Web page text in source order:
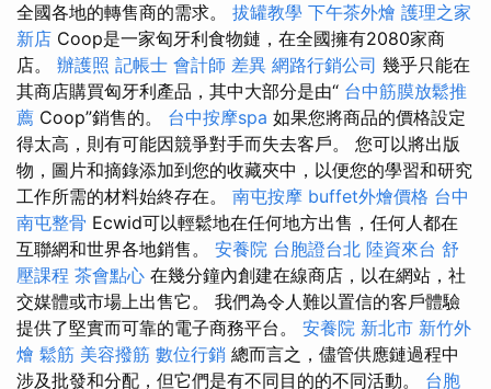
全國各地的轉售商的需求。 拔罐教學 下午茶外燴 護理之家
新店 Coop是一家匈牙利食物鏈，在全國擁有2080家商
店。 辦護照 記帳士 會計師 差異 網路行銷公司 幾乎只能在
其商店購買匈牙利產品，其中大部分是由“ 台中筋膜放鬆推
薦 Coop”銷售的。 台中按摩spa 如果您將商品的價格設定
得太高，則有可能因競爭對手而失去客戶。 您可以將出版
物，圖片和摘錄添加到您的收藏夾中，以便您的學習和研究
工作所需的材料始終存在。 南屯按摩 buffet外燴價格 台中
南屯整骨 Ecwid可以輕鬆地在任何地方出售，任何人都在
互聯網和世界各地銷售。 安養院 台胞證台北 陸資來台 舒
壓課程 茶會點心 在幾分鐘內創建在線商店，以在網站，社
交媒體或市場上出售它。 我們為令人難以置信的客戶體驗
提供了堅實而可靠的電子商務平台。 安養院 新北市 新竹外
燴 鬆筋 美容撥筋 數位行銷 總而言之，儘管供應鏈過程中
涉及批發和分配，但它們是有不同目的的不同活動。 台胞